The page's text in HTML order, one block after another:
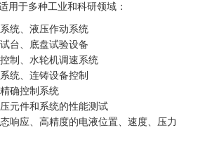
用于多种工业和科研领域：
统、液压作动系统
台、底盘试验设备
控制、水轮机调速系统
统、连铸设备控制
确控制系统
压元件和系统的性能测试
响应、高精度的电液位置、速度、压力